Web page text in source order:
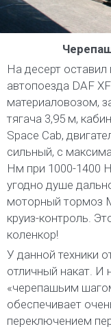
На десерт оставил
автопоезда DAF
материаловозом,
тягача 3,95 м,
Space Cab,
сильный, с
Нм при 1000-1400
угодно душе
моторный тормоз
круиз-контроль.
коленкор!
У данной техники
отличный накат. И
«черепашьим
обеспечивает
переключением